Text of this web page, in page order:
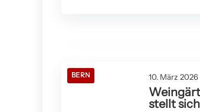
BERN 10. März 2026
stellt